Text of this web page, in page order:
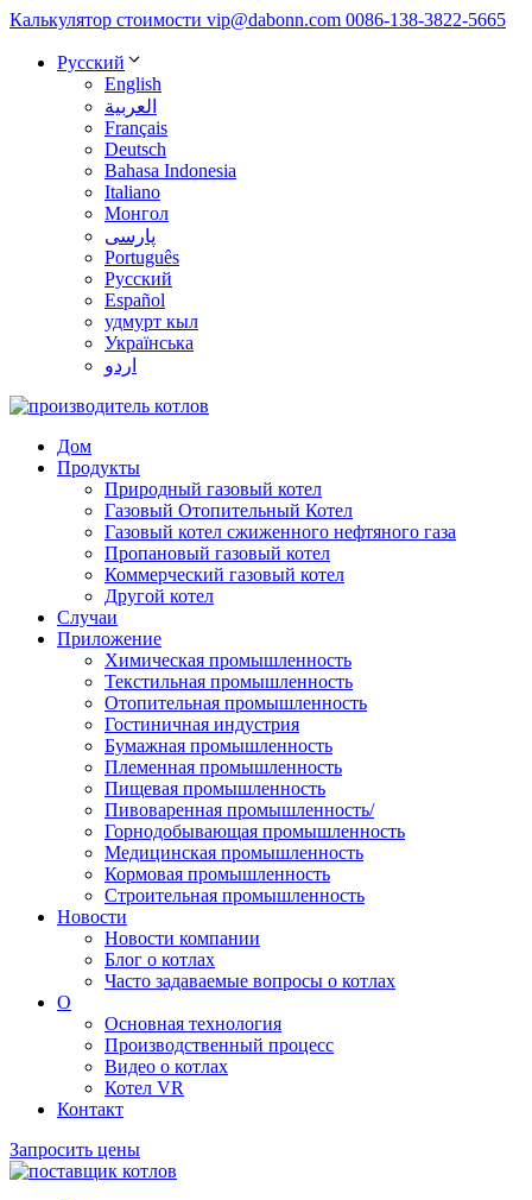
Калькулятор стоимости vip@dabonn.com 0086-138-3822-5665
Русский
English
العربية
Français
Deutsch
Bahasa Indonesia
Italiano
Монгол
پارسی
Português
Русский
Español
удмурт кыл
Українська
اردو
Дом
Продукты
Природный газовый котел
Газовый Отопительный Котел
Газовый котел сжиженного нефтяного газа
Пропановый газовый котел
Коммерческий газовый котел
Другой котел
Случаи
Приложение
Химическая промышленность
Текстильная промышленность
Отопительная промышленность
Гостиничная индустрия
Бумажная промышленность
Племенная промышленность
Пищевая промышленность
Пивоваренная промышленность/
Горнодобывающая промышленность
Медицинская промышленность
Кормовая промышленность
Строительная промышленность
Новости
Новости компании
Блог о котлах
Часто задаваемые вопросы о котлах
О
Основная технология
Производственный процесс
Видео о котлах
Котел VR
Контакт
Запросить цены